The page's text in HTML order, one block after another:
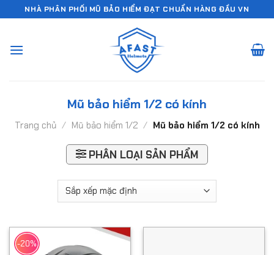
Chuyển
đến
dung
NHÀ PHÂN PHỐI MŨ BẢO HIỂM ĐẠT CHUẨN HÀNG ĐẦU VN
Mũ bảo hiểm 1/2 có kính
Trang chủ / Mũ bảo hiểm 1/2 / Mũ bảo hiểm 1/2 có kính
PHÂN LOẠI SẢN PHẨM
-20%